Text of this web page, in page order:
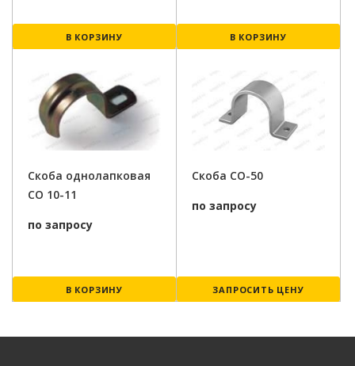
В КОРЗИНУ В КОРЗИНУ
Скоба однолапковая
СО 10-11
по запросу
В КОРЗИНУ
Скоба СО-50
по запросу
ЗАПРОСИТЬ ЦЕНУ